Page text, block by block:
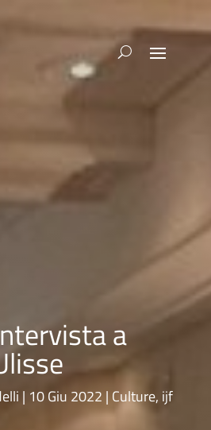
a
10 Giu 2022 Culture, ijf